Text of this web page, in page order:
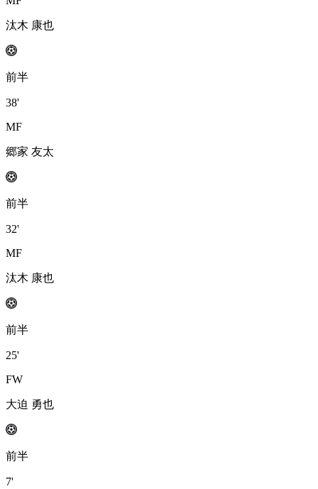
汰木 康也
前半
38'
MF
郷家 友太
前半
32'
MF
汰木 康也
前半
25'
FW
大迫 勇也
前半
7'